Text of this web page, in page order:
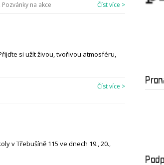
Pozvánky na akce Číst více >
si užít živou, tvořivou atmosféru,
Číst více >
v Třebušíně 115 ve dnech 19., 20.,